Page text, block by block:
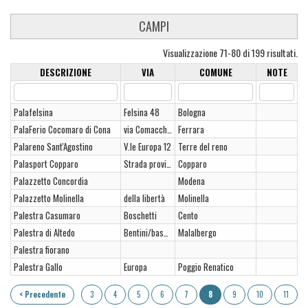
CAMPI
Visualizzazione 71-80 di 199 risultati.
DESCRIZIONE VIA COMUNE NOTE
Palafelsina Felsina 48
Bologna
PalaFerio Cocomaro di Cona
via Comacchio 376/B Ferrara
Palareno Sant'Agostino
V.le Europa 12 Terre del reno
Palasport Copparo
Strada provinciale per Gradizza Copparo
Palazzetto Concordia
Modena
Palazzetto Molinella
della libertà
Molinella
Palestra Casumaro
Boschetti
Cento
Palestra di Altedo
Bentini/bassa inferiore
Malalbergo
Palestra fiorano
Palestra Gallo
Europa Poggio Renatico
< Precedente 3 4 5 6 7 8 9 10 11